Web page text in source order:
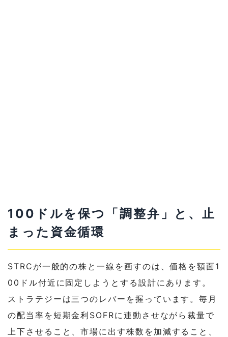
100ドルを保つ「調整弁」と、止
まった資金循環
STRCが一般的の株と一線を画すのは、価格を額面1
00ドル付近に固定しようとする設計にあります。
ストラテジーは三つのレバーを握っています。毎月
の配当率を短期金利SOFRに連動させながら裁量で
上下させること、市場に出す株数を加減すること、